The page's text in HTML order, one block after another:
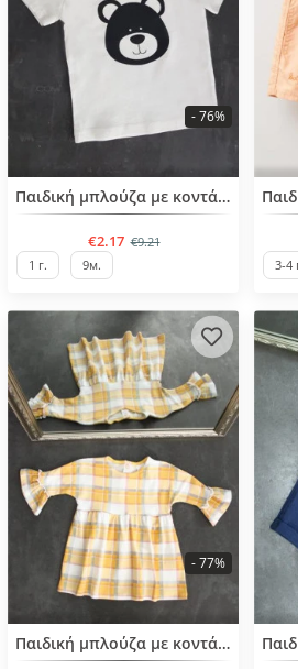
BESTSELLERΠαιδική μπλούζα με κοντά μανίκια για κορίτσια από 9 μηνών έως 3 ετών
€2.17 €9.21
- 76%
1 г. 9м. 3-4
BESTSELLERΠαιδική μπλούζα με κοντά μανίκια από 6 μηνών έως 2 ετών
- 77%